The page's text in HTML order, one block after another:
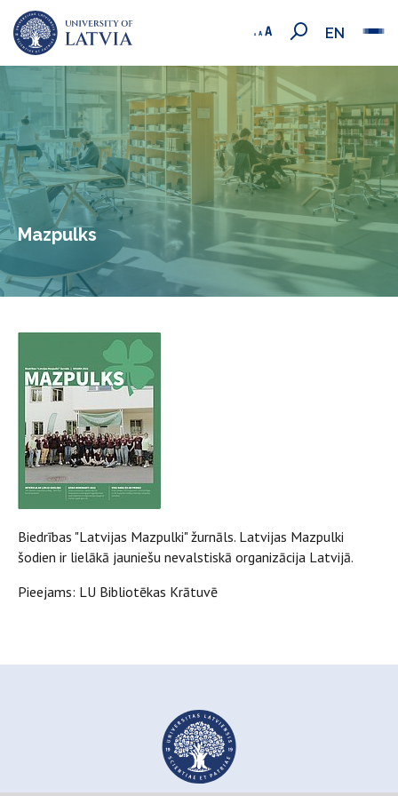
EN
Mazpulks
Biedrības "Latvijas Mazpulki" žurnāls. Latvijas Mazpulki
šodien ir lielākā jauniešu nevalstiskā organizācija Latvijā.
Pieejams: LU Bibliotēkas Krātuvē